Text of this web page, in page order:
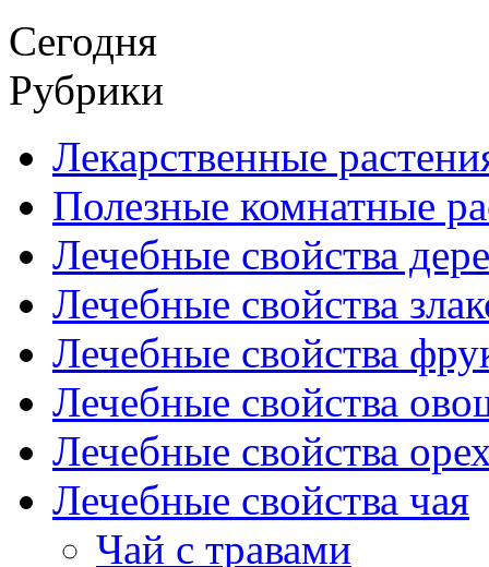
Сегодня
Рубрики
Лекарственные
Полезные комнатные
Лечебные свойства
Лечебные свойства
Лечебные свойства
Лечебные свойства
Лечебные свойства
Лечебные свойства чая
Чай с травами